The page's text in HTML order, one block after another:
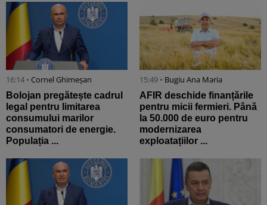
16:14 • Cornel Ghimeșan
Bolojan pregătește cadrul
legal pentru limitarea
consumului marilor
consumatori de energie.
Populația ...
15:49 • Bugiu ⁠Ana Maria
AFIR deschide finanțările
pentru micii fermieri. Până
la 50.000 de euro pentru
modernizarea
exploatațiilor ...